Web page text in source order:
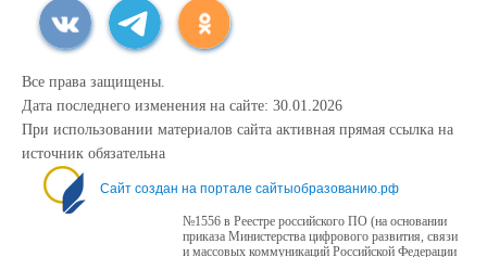
Все права защищены.
Дата последнего изменения на сайте: 30.01.2026
При использовании материалов сайта активная прямая ссылка на
источник обязательна
Сайт создан на портале сайтыобразованию.рф
№1556 в Реестре российского ПО (на основании
приказа Министерства цифрового развития, связи
и массовых коммуникаций Российской Федерации